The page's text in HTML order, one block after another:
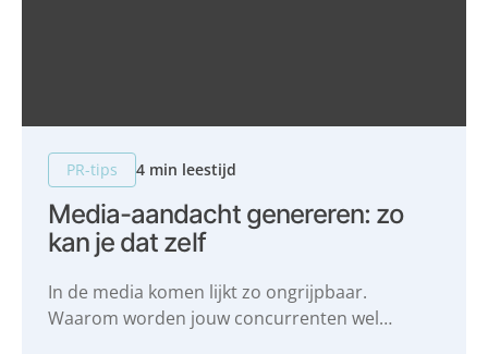
PR-tips 4 min leestijd
Media-aandacht genereren: zo
kan je dat zelf
In de media komen lijkt zo ongrijpbaar.
Waarom worden jouw concurrenten wel